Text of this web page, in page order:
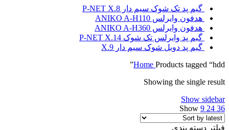
گیم پد تک شوک سیم دار P-NET X.8
هدفون وایرلس ANIKO A-H110
هدفون وایرلس ANIKO A-H360
گیم پد وایرلس تک شوک P-NET X.14
گیم پد دوبل شوک سیم دار X.9
Home Products tagged “hdd”
Showing the single result
Show sidebar
Show 9 24 36
فیلتر دسته بندی